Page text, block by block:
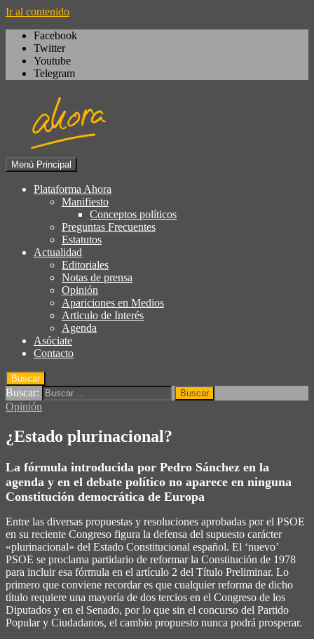
Ir al contenido
Facebook
Twitter
Youtube
Telegram
Plataforma Ahora
socialdemocracia, regeneración,
ciudadanía, laicismo, europeísmo
Menú Principal
Plataforma Ahora
Manifiesto
Conceptos políticos
Preguntas Frecuentes
Estatutos
Actualidad
Editoriales
Notas de prensa
Opinión
Apariciones en Medios
Articulo de Interés
Agenda
Asóciate
Contacto
Buscar
Buscar:
Opinión
¿Estado plurinacional?
La fórmula introducida por Pedro Sánchez en la
agenda y en el debate político no aparece en ninguna
Constitución democrática de Europa
Entre las diversas propuestas y resoluciones aprobadas por el PSOE
en su reciente Congreso figura la defensa del supuesto carácter
«plurinacional» del Estado Constitucional español. El ‘nuevo’
PSOE se proclama partidario de reformar la Constitución de 1978
para incluir esa fórmula en el artículo 2 del Título Preliminar. Lo
primero que conviene recordar es que cualquier reforma de dicho
título requiere una mayoría de dos tercios en el Congreso de los
Diputados y en el Senado, por lo que sin el concurso del Partido
Popular y Ciudadanos, el cambio propuesto nunca podrá prosperar.